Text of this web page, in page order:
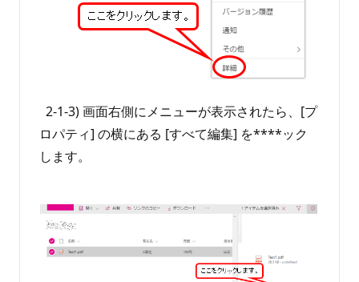
2-1-3) 画面右側にメニューが表示されたら、[プ
ロパティ] の横にある [すべて編集] を****ック
します。